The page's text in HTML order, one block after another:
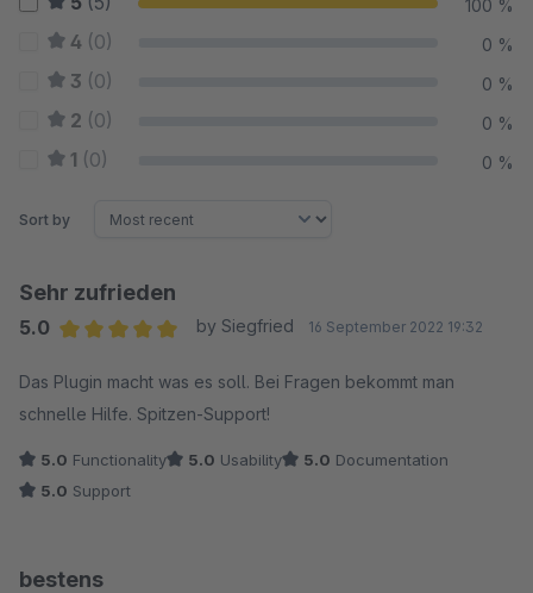
100 %
4 (0) 0 %
3 (0) 0 %
2 (0) 0 %
1 (0) 0 %
Sort by
Sehr zufrieden
5.0
by Siegfried 16 September 2022 19:32
Das Plugin macht was es soll. Bei Fragen bekommt man
schnelle Hilfe. Spitzen-Support!
5.0 Functionality 5.0 Usability 5.0 Documentation
5.0 Support
bestens